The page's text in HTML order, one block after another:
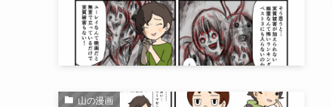
山の漫画